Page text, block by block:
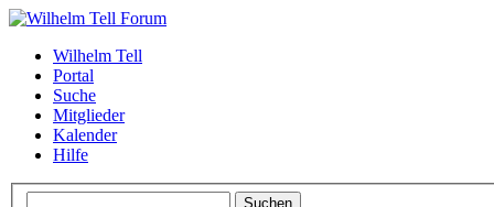
Wilhelm Tell
Portal
Suche
Mitglieder
Kalender
Hilfe